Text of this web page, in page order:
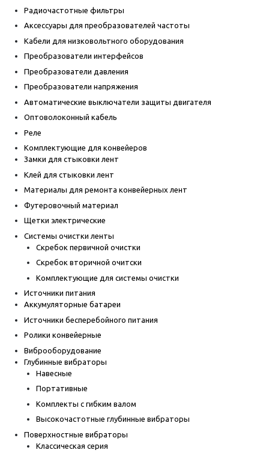
Радиочастотные фильтры
Аксессуары для преобразователей частоты
Кабели для низковольтного оборудования
Преобразователи интерфейсов
Преобразователи давления
Преобразователи напряжения
Автоматические выключатели защиты двигателя
Оптоволоконный кабель
Реле
Комплектующие для конвейеров
Замки для стыковки лент
Клей для стыковки лент
Материалы для ремонта конвейерных лент
Футеровочный материал
Щетки электрические
Системы очистки ленты
Скребок первичной очистки
Скребок вторичной очитски
Комплектующие для системы очистки
Источники питания
Аккумуляторные батареи
Источники бесперебойного питания
Ролики конвейерные
Виброоборудование
Глубинные вибраторы
Навесные
Портативные
Комплекты с гибким валом
Высокочастотные глубинные вибраторы
Поверхностные вибраторы
Классическая серия